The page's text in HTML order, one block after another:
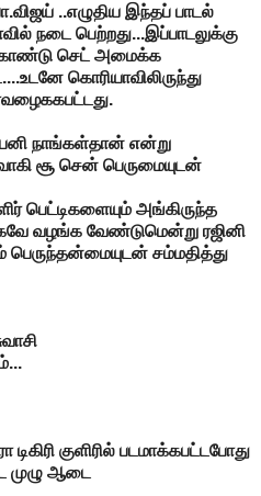
..எழுதிய இந்தப் பாடல்
நடை பெற்றது...இப்பாடலுக்கு
கொண்டு செட் அமைக்க
கொரியாவிலிருந்து
நாங்கள்தான் என்று
சூ சென் பெருமையுடன்
பெட்டிகளையும் அங்கிருந்த
வழங்க வேண்டுமென்று ரஜினி
பெருந்தன்மையுடன் சம்மதித்து
குளிரில் படமாக்கபட்டபோது
முழு ஆடை